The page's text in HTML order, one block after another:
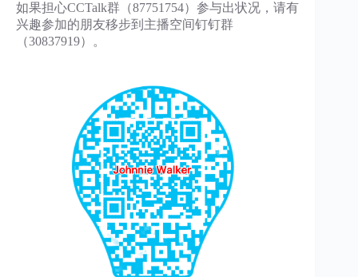
如果担心CCTalk群（87751754）参与出状况，请有
兴趣参加的朋友移步到主播空间钉钉群
（30837919）。